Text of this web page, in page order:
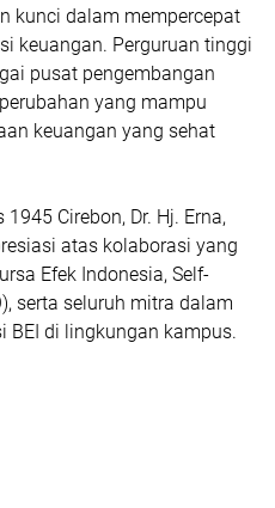
kunci dalam mempercepat
keuangan. Perguruan tinggi
pusat pengembangan
yang mampu
keuangan yang sehat
Cirebon, Dr. Hj. Erna,
atas kolaborasi yang
Efek Indonesia, Self-
serta seluruh mitra dalam
BEI di lingkungan kampus.